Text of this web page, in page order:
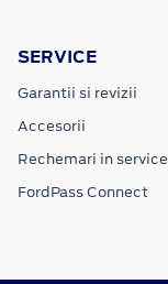
SERVICE
Garantii si revizii
Accesorii
Rechemari in service
FordPass Connect